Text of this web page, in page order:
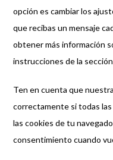
opción es cambiar los
que recibas un mensaje
obtener más información
instrucciones de la
Ten en cuenta que
correctamente si todas
las cookies de tu
consentimiento cuando